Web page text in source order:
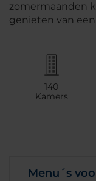
zomermaanden
genieten van
140
Kamers
Menu´s